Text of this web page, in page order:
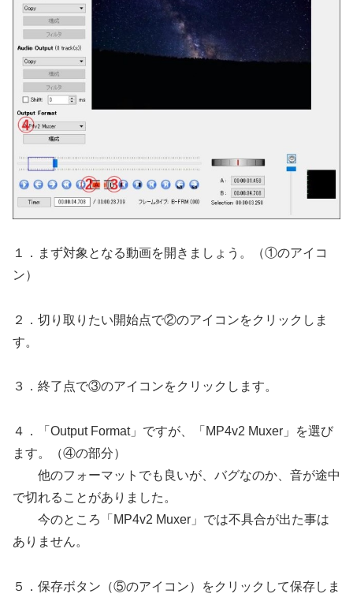
１．まず対象となる動画を開きましょう。（①のアイコ
ン）
２．切り取りたい開始点で②のアイコンをクリックしま
す。
３．終了点で③のアイコンをクリックします。
４．「Output Format」ですが、 「MP4v2 Muxer」
を選び
ます。（④の部分）
他のフォーマットでも良いが、バグなのか、 音が途中
で切れる ことがありました。
今のところ「MP4v2 Muxer」では不具合が出た事は
ありません。
５．保存ボタン（⑤のアイコン）をクリックして保存しま